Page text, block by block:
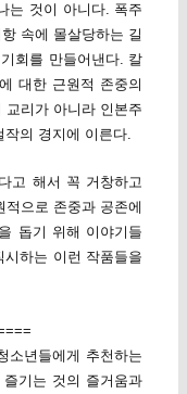
는 것이 아니다. 폭주
속에 몰살당하는 길
회를 만들어낸다. 칼
대한 근원적 존중의
교리가 아니라 인본주
의 경지에 이른다.
고 해서 꼭 거창하고
으로 존중과 공존에
돕기 위해 이야기들
하는 이런 작품들을
소년들에게 추천하는
기는 것의 즐거움과